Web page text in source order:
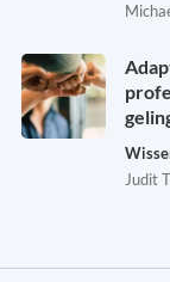
Judit